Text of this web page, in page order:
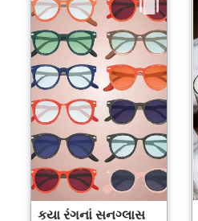
કયા રંગનાં સનગ્લાસ